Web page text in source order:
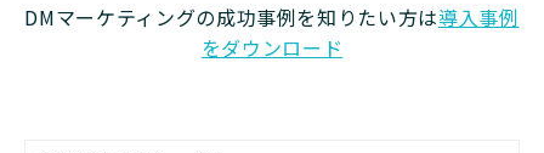
DMマーケティングの成功事例を知りたい方は導入事例
をダウンロード